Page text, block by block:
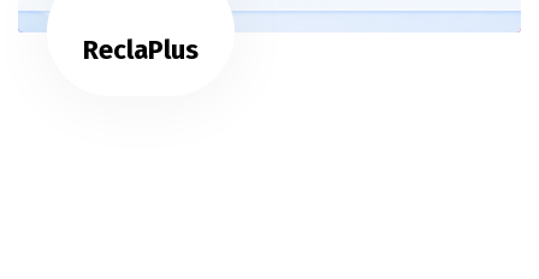
ReclaPlus